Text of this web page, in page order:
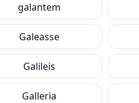
galantem
Galeasse
Galileis
Galleria